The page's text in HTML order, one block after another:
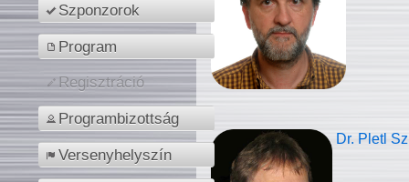
Szponzorok
Program
Regisztráció
Programbizottság
Versenyhelyszín
Dr. Pletl